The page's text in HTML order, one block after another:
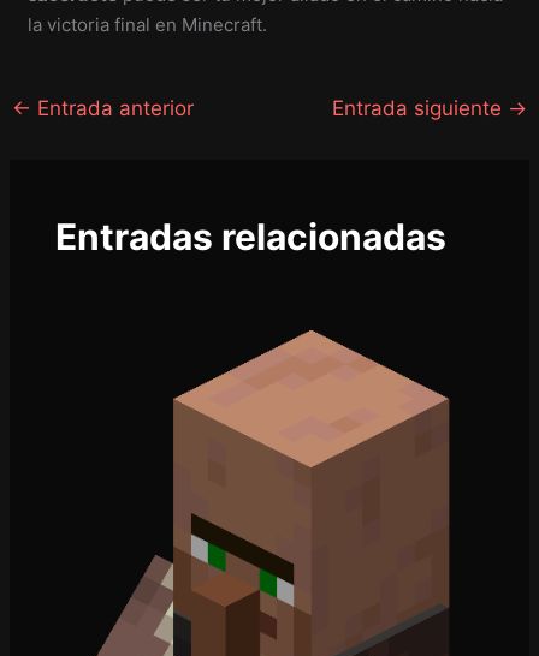
la victoria final en Minecraft.
← Entrada anterior Entrada siguiente →
Entradas relacionadas